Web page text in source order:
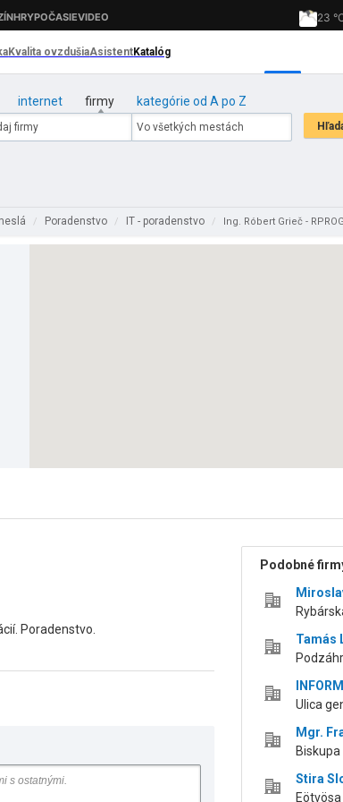
internet firmy kategórie od A po Z
/ Poradenstvo / IT - poradenstvo / Ing. Róbert Grieč -
Poradenstvo.
Podobné
Tamás
Ulica
Mgr.
Stira